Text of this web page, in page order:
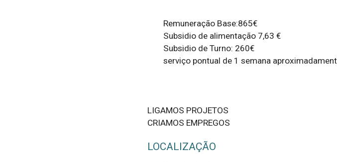
LIGAMOS PROJETOS
CRIAMOS EMPREGOS
LOCALIZAÇÃO